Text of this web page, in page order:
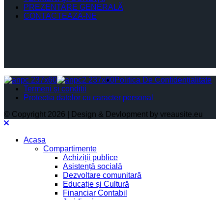
PREZENTARE GENERALĂ
CONTACTEAZĂ-NE
Politica De Confidențialitate
Termeni și condiții
Protectia datelor cu caracter personal
© Copyright 2026 | Design & Devlopment by vreausite.eu
Acasa
Compartimente
Achiziții publice
Asistență socială
Dezvoltare comunitară
Educație și Cultură
Financiar Contabil